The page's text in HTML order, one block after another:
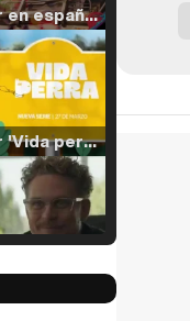
Tráiler en español de 'La isla olvidada'
Tráiler 'Vida perra' (2026)